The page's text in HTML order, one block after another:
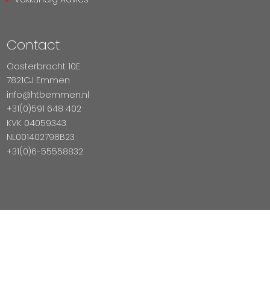
Contact
Oosterbracht 10E
7821CJ Emmen
info@htbemmen.nl
+31(0)591 648 402
KVK 04059343
NL001402798B23
+31(0)6-55558832